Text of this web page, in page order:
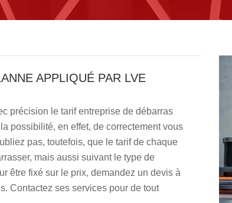
APPLIQUÉ PAR LVE
précision le tarif entreprise de débarras
possibilité, en effet, de correctement vous
pas, toutefois, que le tarif de chaque
mais aussi suivant le type de
être fixé sur le prix, demandez un devis à
Contactez ses services pour de tout